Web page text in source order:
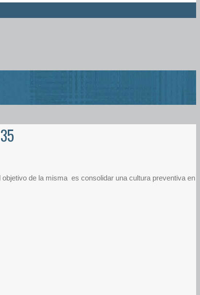
de la misma es consolidar una cultura preventiva en